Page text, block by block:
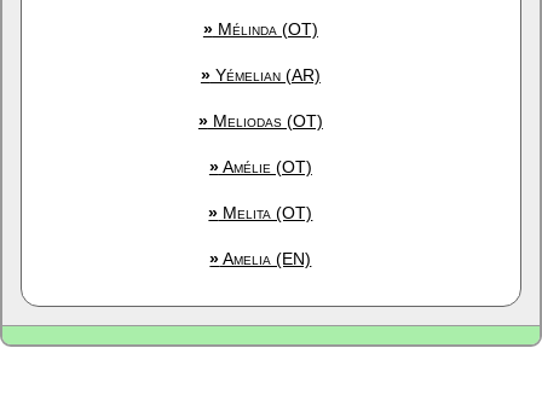
»Mélinda (OT)
»Yémelian (AR)
»Meliodas (OT)
»Amélie (OT)
» Melita (OT)
»Amelia (EN)